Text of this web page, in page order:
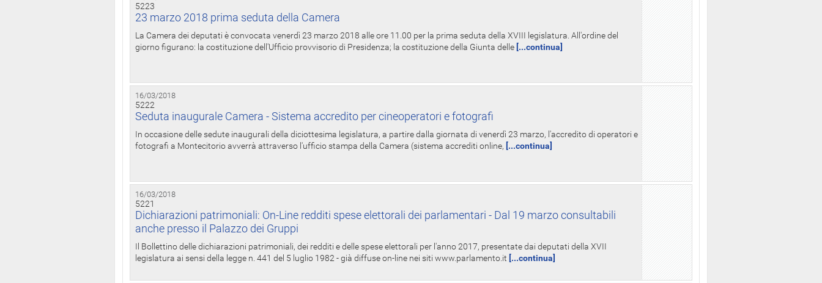
5223
23 marzo 2018 prima seduta della Camera
La Camera dei deputati è convocata venerdì 23 marzo 2018 alle ore 11.00 per la prima seduta della XVIII legislatura. All'ordine del
giorno figurano: la costituzione dell'Ufficio provvisorio di Presidenza; la costituzione della Giunta delle [...continua]
16/03/2018
5222
Seduta inaugurale Camera - Sistema accredito per cineoperatori e fotografi
In occasione delle sedute inaugurali della diciottesima legislatura, a partire dalla giornata di venerdì 23 marzo, l'accredito di operatori e
fotografi a Montecitorio avverrà attraverso l'ufficio stampa della Camera (sistema accrediti online, [...continua]
16/03/2018
5221
Dichiarazioni patrimoniali: On-Line redditi spese elettorali dei parlamentari - Dal 19 marzo consultabili
anche presso il Palazzo dei Gruppi
Il Bollettino delle dichiarazioni patrimoniali, dei redditi e delle spese elettorali per l'anno 2017, presentate dai deputati della XVII
legislatura ai sensi della legge n. 441 del 5 luglio 1982 - già diffuse on-line nei siti www.parlamento.it [...continua]